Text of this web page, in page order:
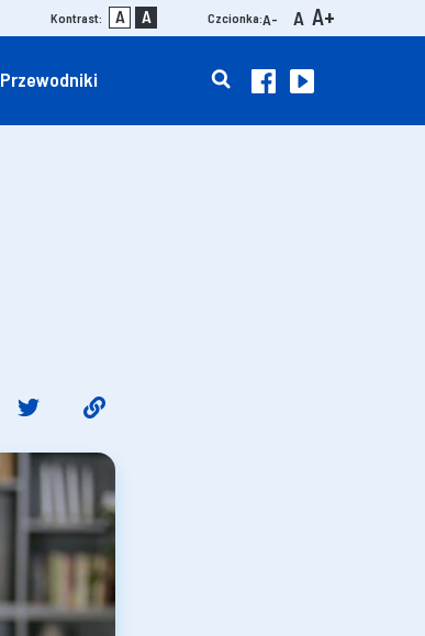
Kontrast: A A Czcionka:A- A A+
Przewodniki